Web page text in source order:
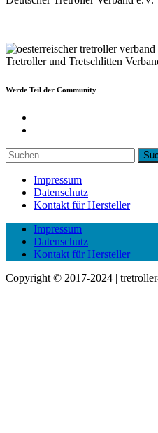
Tretroller und Tretschlitten
Werde Teil der Community
Suchen
nach:
Impressum
Datenschutz
Kontakt für Hersteller
Impressum
Datenschutz
Kontakt für Hersteller
Copyright © 2017-2024 |